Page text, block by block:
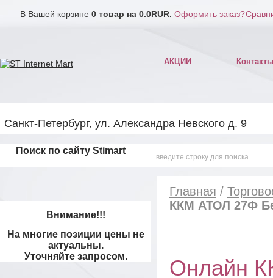
В Вашей корзине 0 товар на 0.0RUR. Оформить заказ?
АКЦИИ Контакты
Санкт-Петербург, ул. Александра Невского д. 9
Поиск по сайту Stimart
Внимание!!!
На многие позиции цены не
актуальны.
Уточняйте запросом.
Главная /
ККМ АТОЛ 27Ф
Онлайн